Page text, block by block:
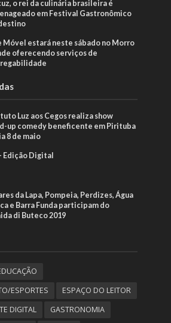
o rei da culinária brasileira é
em Festival Gastronômico
Móvel estará neste sábado no Morro
oferecendo serviços de
Luz aos Cegos realiza show
up comedy beneficente em Pirituba
8 de maio
Edição Digital
da Lapa, Pompeia, Perdizes, Água
e Barra Funda participam do
di Buteco 2019
ESPORTES
ESPAÇO DO LEITOR
DIGITAL
GASTRONOMIA